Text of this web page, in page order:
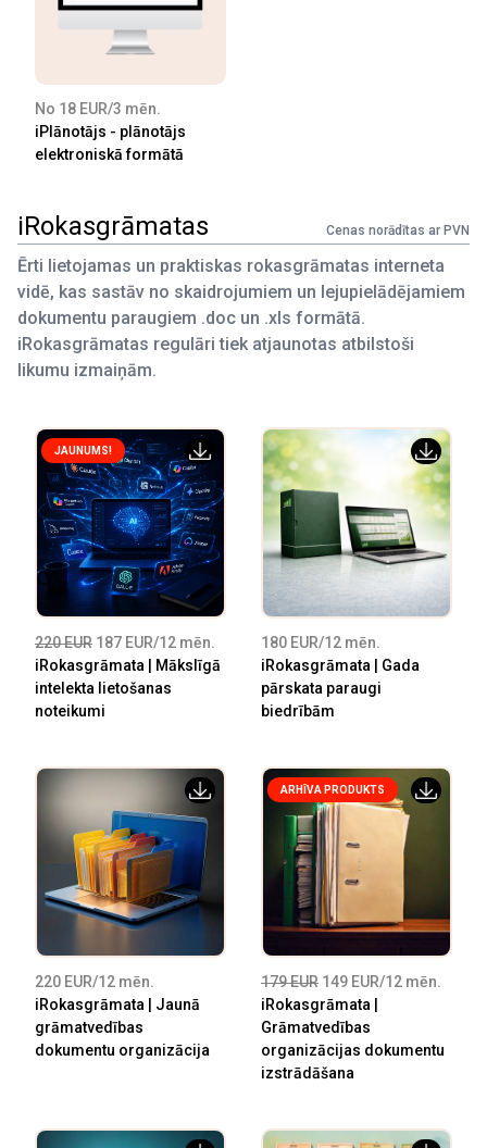
No 18 EUR/3 mēn.
iPlānotājs - plānotājs
elektroniskā formātā
iRokasgrāmatas Cenas norādītas ar PVN
Ērti lietojamas un praktiskas rokasgrāmatas interneta
vidē, kas sastāv no skaidrojumiem un lejupielādējamiem
dokumentu paraugiem .doc un .xls formātā.
iRokasgrāmatas regulāri tiek atjaunotas atbilstoši
likumu izmaiņām.
JAUNUMS!
220 EUR 187 EUR/12 mēn.
iRokasgrāmata | Mākslīgā
intelekta lietošanas
noteikumi
180 EUR/12 mēn.
iRokasgrāmata | Gada
pārskata paraugi
biedrībām
220 EUR/12 mēn.
iRokasgrāmata | Jaunā
grāmatvedības
dokumentu organizācija
ARHĪVA PRODUKTS
179 EUR 149 EUR/12 mēn.
iRokasgrāmata |
Grāmatvedības
organizācijas dokumentu
izstrādāšana